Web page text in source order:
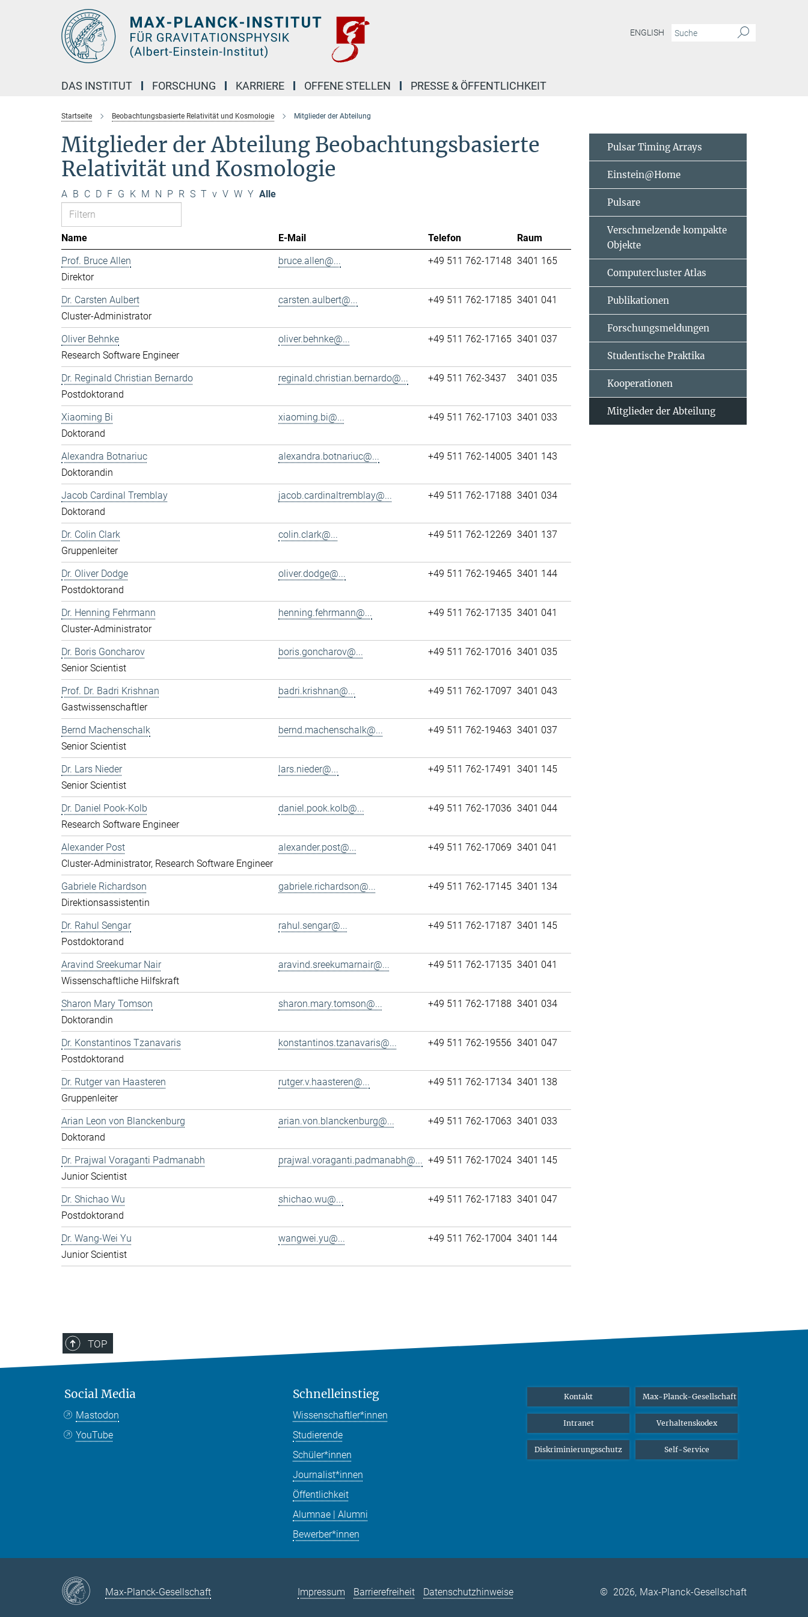
ENGLISH
DAS INSTITUT FORSCHUNG KARRIERE OFFENE STELLEN PRESSE & ÖFFENTLICHKEIT
Startseite Beobachtungsbasierte Relativität und Kosmologie Mitglieder der Abteilung
Mitglieder der Abteilung Beobachtungsbasierte
Relativität und Kosmologie
A B C D F G K M N P R S T v V W Y Alle
Name E-Mail Telefon
Raum
Prof. Bruce Allen
Direktor
bruce.allen@... +49 511 762-17148 3401 165
Dr. Carsten Aulbert
Cluster-Administrator
carsten.aulbert@... +49 511 762-17185 3401 041
Oliver Behnke
Research Software Engineer
oliver.behnke@... +49 511 762-17165 3401 037
Dr. Reginald Christian Bernardo
Postdoktorand
reginald.christian.bernardo@... +49 511 762-3437 3401 035
Xiaoming Bi
Doktorand
xiaoming.bi@... +49 511 762-17103 3401 033
Alexandra Botnariuc
Doktorandin
alexandra.botnariuc@... +49 511 762-14005 3401 143
Jacob Cardinal Tremblay
Doktorand
jacob.cardinaltremblay@... +49 511 762-17188 3401 034
Dr. Colin Clark
Gruppenleiter
colin.clark@... +49 511 762-12269 3401 137
Dr. Oliver Dodge
Postdoktorand
oliver.dodge@... +49 511 762-19465 3401 144
Dr. Henning Fehrmann
Cluster-Administrator
henning.fehrmann@... +49 511 762-17135 3401 041
Dr. Boris Goncharov
Senior Scientist
boris.goncharov@... +49 511 762-17016 3401 035
Prof. Dr. Badri Krishnan
Gastwissenschaftler
badri.krishnan@... +49 511 762-17097 3401 043
Bernd Machenschalk
Senior Scientist
bernd.machenschalk@... +49 511 762-19463 3401 037
Dr. Lars Nieder
Senior Scientist
lars.nieder@... +49 511 762-17491 3401 145
Dr. Daniel Pook-Kolb
Research Software Engineer
daniel.pook.kolb@... +49 511 762-17036 3401 044
Alexander Post
Cluster-Administrator, Research Software Engineer
alexander.post@... +49 511 762-17069 3401 041
Gabriele Richardson
Direktionsassistentin
gabriele.richardson@... +49 511 762-17145 3401 134
Dr. Rahul Sengar
Postdoktorand
rahul.sengar@... +49 511 762-17187 3401 145
Aravind Sreekumar Nair
Wissenschaftliche Hilfskraft
aravind.sreekumarnair@... +49 511 762-17135 3401 041
Sharon Mary Tomson
Doktorandin
sharon.mary.tomson@... +49 511 762-17188 3401 034
Dr. Konstantinos Tzanavaris
Postdoktorand
konstantinos.tzanavaris@... +49 511 762-19556 3401 047
Dr. Rutger van Haasteren
Gruppenleiter
rutger.v.haasteren@... +49 511 762-17134 3401 138
Arian Leon von Blanckenburg
Doktorand
arian.von.blanckenburg@... +49 511 762-17063 3401 033
Dr. Prajwal Voraganti Padmanabh
Junior Scientist
prajwal.voraganti.padmanabh@... +49 511 762-17024 3401 145
Dr. Shichao Wu
Postdoktorand
shichao.wu@... +49 511 762-17183 3401 047
Dr. Wang-Wei Yu
Junior Scientist
wangwei.yu@... +49 511 762-17004 3401 144
Pulsar Timing Arrays
Einstein@Home
Pulsare
Verschmelzende kompakte
Objekte
Computercluster Atlas
Publikationen
Forschungsmeldungen
Studentische Praktika
Kooperationen
Mitglieder der Abteilung
TOP
Social Media
Mastodon
YouTube
Schnelleinstieg
Wissenschaftler*innen
Studierende
Schüler*innen
Journalist*innen
Öffentlichkeit
Alumnae | Alumni
Bewerber*innen
Kontakt Max-Planck-Gesellschaft
Intranet Verhaltenskodex
Diskriminierungsschutz Self-Service
Max-Planck-Gesellschaft Impressum Barrierefreiheit Datenschutzhinweise © 2026, Max-Planck-Gesellschaft